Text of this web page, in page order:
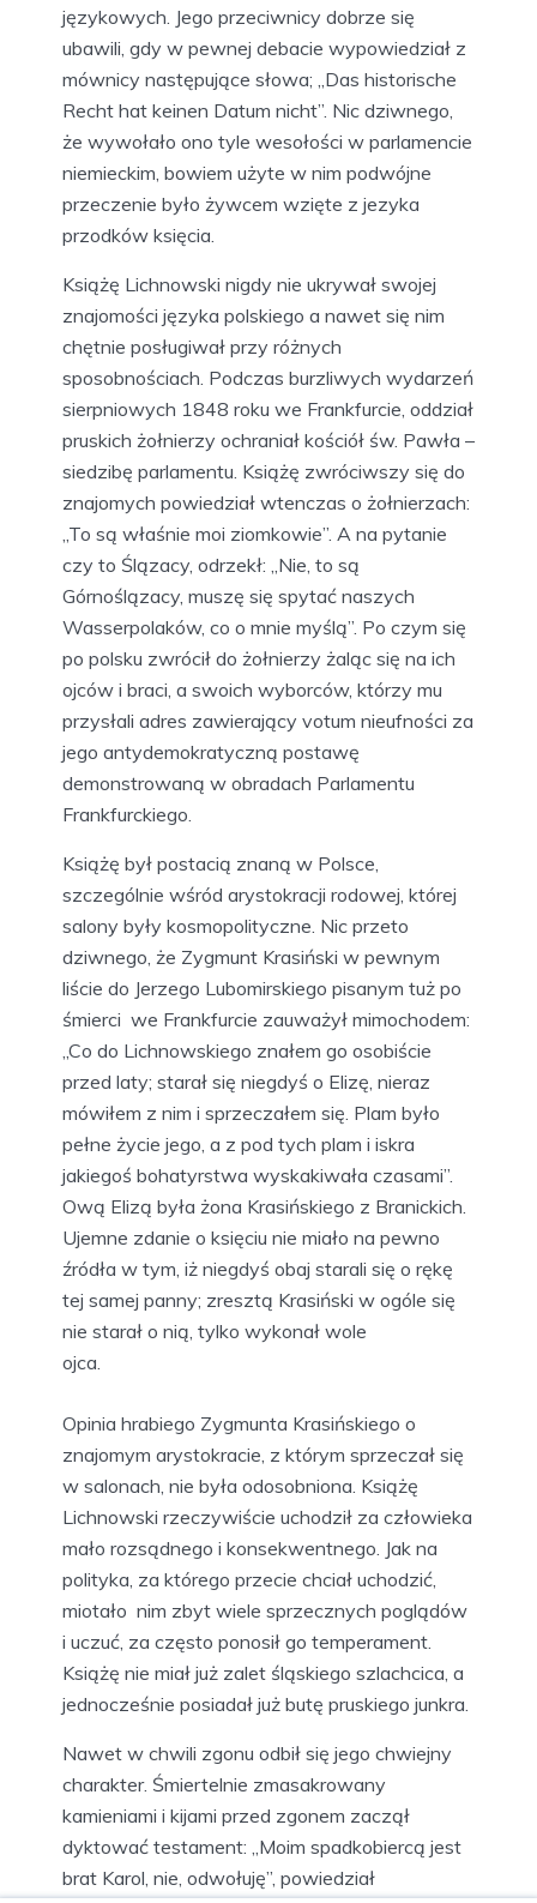
językowych. Jego przeciwnicy dobrze się
ubawili, gdy w pewnej debacie wypowiedział z
mównicy następujące słowa; „Das historische
Recht hat keinen Datum nicht”. Nic dziwnego,
że wywołało ono tyle wesołości w parlamencie
niemieckim, bowiem użyte w nim podwójne
przeczenie było żywcem wzięte z jezyka
przodków księcia.
Książę Lichnowski nigdy nie ukrywał swojej
znajomości języka polskiego a nawet się nim
chętnie posługiwał przy różnych
sposobnościach. Podczas burzliwych wydarzeń
sierpniowych 1848 roku we Frankfurcie, oddział
pruskich żołnierzy ochraniał kościół św. Pawła –
siedzibę parlamentu. Książę zwróciwszy się do
znajomych powiedział wtenczas o żołnierzach:
„To są właśnie moi ziomkowie”. A na pytanie
czy to Ślązacy, odrzekł: „Nie, to są
Górnoślązacy, muszę się spytać naszych
Wasserpolaków, co o mnie myślą”. Po czym się
po polsku zwrócił do żołnierzy żaląc się na ich
ojców i braci, a swoich wyborców, którzy mu
przysłali adres zawierający votum nieufności za
jego antydemokratyczną postawę
demonstrowaną w obradach Parlamentu
Frankfurckiego.
Książę był postacią znaną w Polsce,
szczególnie wśród arystokracji rodowej, której
salony były kosmopolityczne. Nic przeto
dziwnego, że Zygmunt Krasiński w pewnym
liście do Jerzego Lubomirskiego pisanym tuż po
śmierci we Frankfurcie zauważył mimochodem:
„Co do Lichnowskiego znałem go osobiście
przed laty; starał się niegdyś o Elizę, nieraz
mówiłem z nim i sprzeczałem się. Plam było
pełne życie jego, a z pod tych plam i iskra
jakiegoś bohatyrstwa wyskakiwała czasami”.
Ową Elizą była żona Krasińskiego z Branickich.
Ujemne zdanie o księciu nie miało na pewno
źródła w tym, iż niegdyś obaj starali się o rękę
tej samej panny; zresztą Krasiński w ogóle się
nie starał o nią, tylko wykonał wole
ojca.
Opinia hrabiego Zygmunta Krasińskiego o
znajomym arystokracie, z którym sprzeczał się
w salonach, nie była odosobniona. Książę
Lichnowski rzeczywiście uchodził za człowieka
mało rozsądnego i konsekwentnego. Jak na
polityka, za którego przecie chciał uchodzić,
miotało nim zbyt wiele sprzecznych poglądów
i uczuć, za często ponosił go temperament.
Książę nie miał już zalet śląskiego szlachcica, a
jednocześnie posiadał już butę pruskiego junkra.
Nawet w chwili zgonu odbił się jego chwiejny
charakter. Śmiertelnie zmasakrowany
kamieniami i kijami przed zgonem zaczął
dyktować testament: „Moim spadkobiercą jest
brat Karol, nie, odwołuję”, powiedział